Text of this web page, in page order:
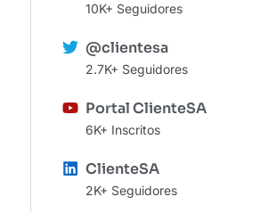
10K+ Seguidores
@clientesa
2.7K+ Seguidores
Portal ClienteSA
6K+ Inscritos
ClienteSA
2K+ Seguidores